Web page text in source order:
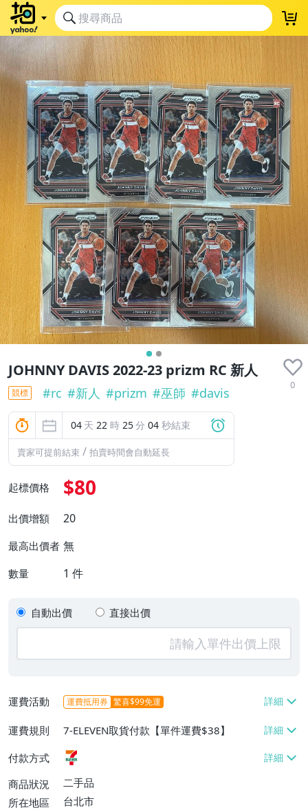
JOHNNY DAVIS 2022-23 prizm RC 新人
0
競標 #rc #新人 #prizm #巫師 #davis
04 天 22 時 25分 04 秒結束
賣家可提前結束 / 拍賣時間會自動延長
起標價格 $80
出價增額 20
最高出價者 無
數量 1 件
自動出價 直接出價
運費活動 運費抵用券 驚喜$99免運
運費規則
7-ELEVEN取貨付款【單件運費$38】
付款方式
商品狀況
二手品
所在地區
台北市